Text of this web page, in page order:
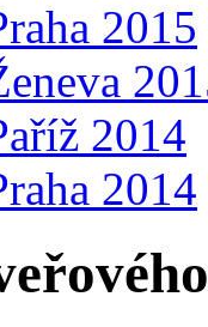
2015
2014
2014